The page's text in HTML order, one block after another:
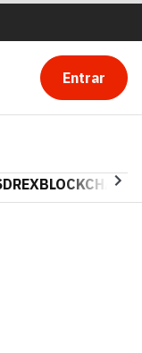
Entrar
DREXBLOCKCHAIN